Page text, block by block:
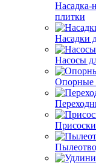
плитки
Насадки
Насосы
Опорные